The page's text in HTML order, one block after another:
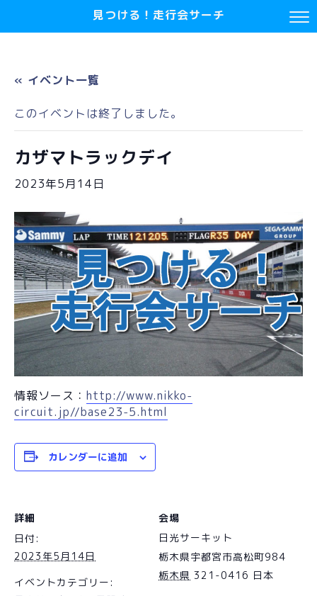
見つける！走行会サーチ
« イベント一覧
このイベントは終了しました。
カザマトラックデイ
2023年5月14日
情報ソース： http://www.nikko-
circuit.jp//base23-5.html
カレンダーに追加
詳細
日付:
2023年5月14日
イベントカテゴリー:
会場
日光サーキット
栃木県宇都宮市高松町984
栃木県 321-0416 日本